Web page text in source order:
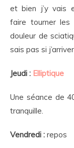
et bien j’y vais
faire tourner
douleur de
sais pas si
Jeudi : Elliptique
Une séance de
tranquille.
Vendredi : repos